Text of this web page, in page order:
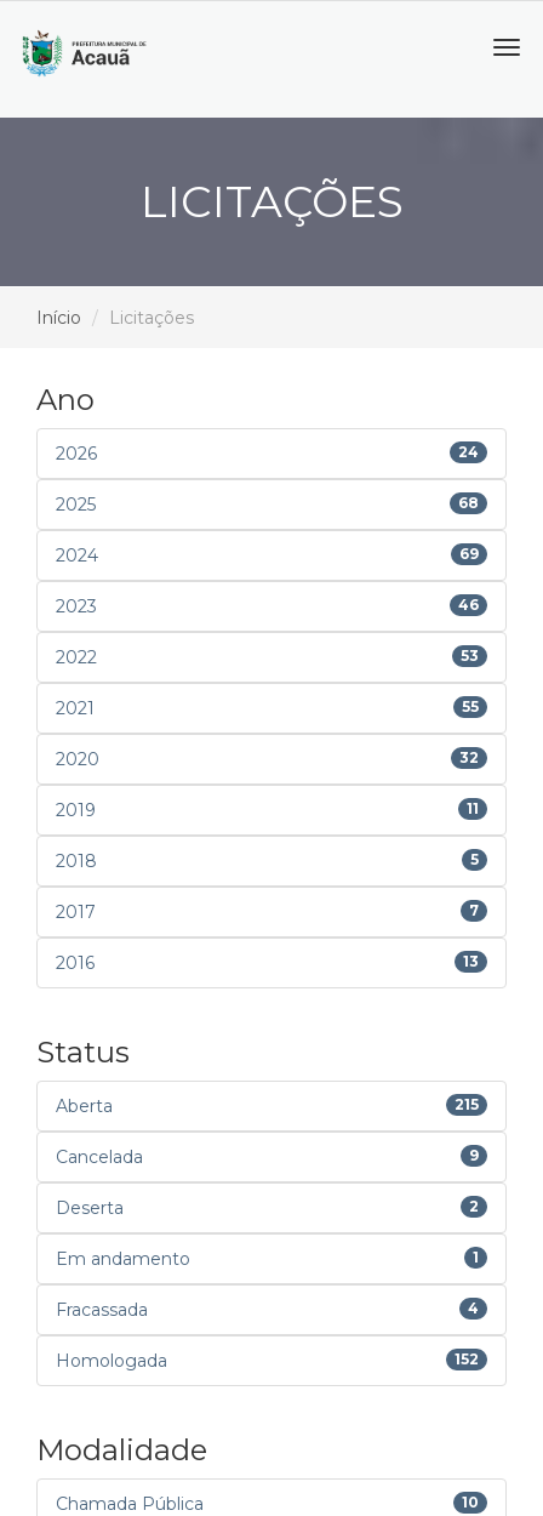
LICITAÇÕES
Início Licitações
Ano
2026 24
2025 68
2024 69
2023 46
2022 53
2021 55
2020 32
2019 11
2018 5
2017 7
2016 13
Status
Aberta 215
Cancelada 9
Deserta 2
Em andamento 1
Fracassada 4
Homologada 152
Modalidade
Chamada Pública 10